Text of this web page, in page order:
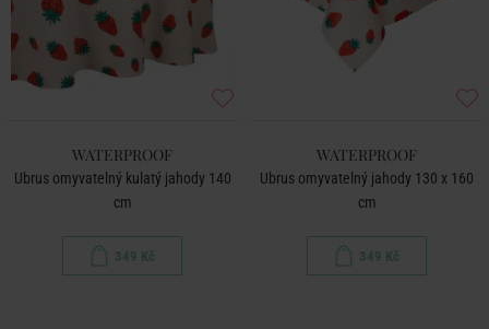
WATERPROOF
Ubrus omyvatelný kulatý jahody 140
cm
349 Kč
WATERPROOF
Ubrus omyvatelný jahody 130 x 160
cm
349 Kč